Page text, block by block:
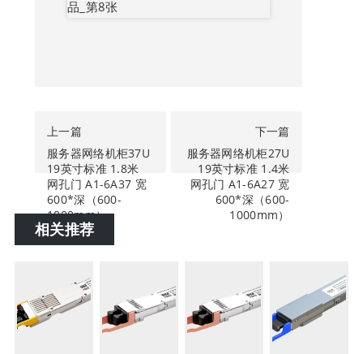
上一篇
服务器网络机柜37U
19英寸标准 1.8米
网孔门 A1-6A37 宽
600*深（600-
1000mm）
下一篇
服务器网络机柜27U
19英寸标准 1.4米
网孔门 A1-6A27 宽
600*深（600-
1000mm）
相关推荐